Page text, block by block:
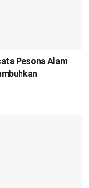
Pesona Alam